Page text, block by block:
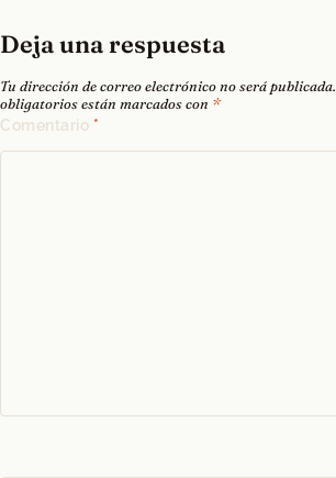
Deja una respuesta
Tu dirección de correo electrónico no será publicada.
obligatorios están marcados con *
Comentario *